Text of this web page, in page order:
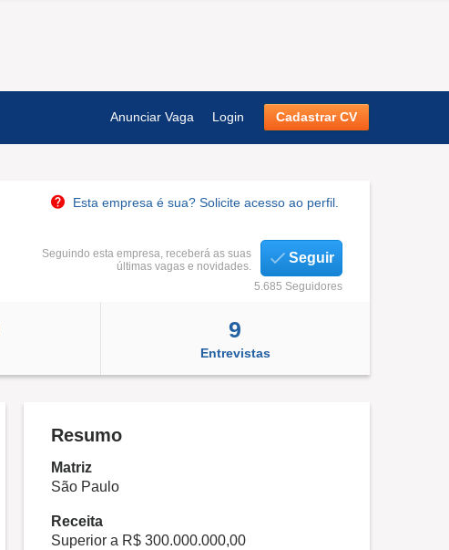
Anunciar Vaga Login Cadastrar CV
Esta empresa é sua? Solicite acesso ao perfil.
Seguindo esta empresa, receberá as suas
últimas vagas e novidades.
Seguir
5.685 Seguidores
9
Entrevistas
Resumo
Matriz
São Paulo
Receita
Superior a R$ 300.000.000,00